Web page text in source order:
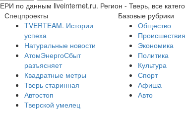
данным liveinternet.ru. Регион - Тверь, все
Спецпроекты
TVERTEAM. Истории
успеха
Натуральные новости
АтомЭнергоСбыт
разъясняет
Квадратные метры
Тверь старинная
Автостоп
Тверской умелец
Базовые рубрики
Общество
Происшествия
Экономика
Политика
Культура
Спорт
Афиша
Авто